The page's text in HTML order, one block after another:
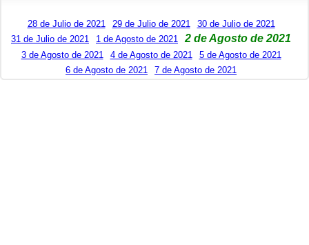
28 de Julio de 2021 29 de Julio de 2021
30 de Julio de 2021
31 de Julio de 2021
1 de Agosto de 2021 2 de Agosto de 2021
3 de Agosto de 2021 4 de Agosto de 2021
5 de Agosto de 2021
6 de Agosto de 2021
7 de Agosto de 2021